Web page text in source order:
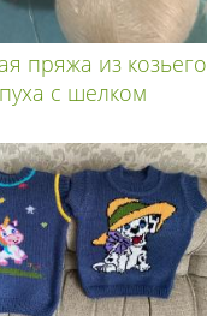
пряжа из козьего
пуха с шелком